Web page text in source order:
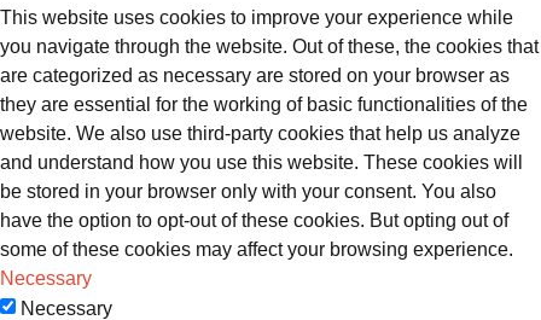
This website uses cookies to improve your experience while
you navigate through the website. Out of these, the cookies that
are categorized as necessary are stored on your browser as
they are essential for the working of basic functionalities of the
website. We also use third-party cookies that help us analyze
and understand how you use this website. These cookies will
be stored in your browser only with your consent. You also
have the option to opt-out of these cookies. But opting out of
some of these cookies may affect your browsing experience.
Necessary
Necessary